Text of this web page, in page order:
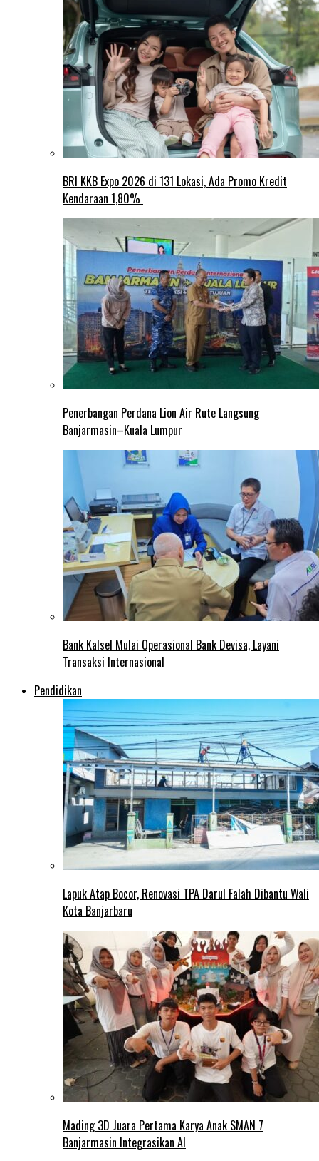
BRI KKB Expo 2026 di 131 Lokasi, Ada Promo Kredit
Kendaraan 1,80%
Penerbangan Perdana Lion Air Rute Langsung
Banjarmasin–Kuala Lumpur
Bank Kalsel Mulai Operasional Bank Devisa, Layani
Transaksi Internasional
Pendidikan
Lapuk Atap Bocor, Renovasi TPA Darul Falah Dibantu Wali
Kota Banjarbaru
Mading 3D Juara Pertama Karya Anak SMAN 7
Banjarmasin Integrasikan AI